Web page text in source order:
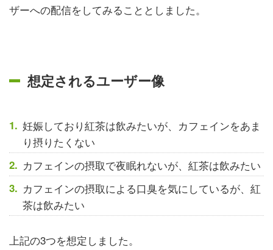
ザーへの配信をしてみることとしました。
想定されるユーザー像
妊娠しており紅茶は飲みたいが、カフェインをあま
り摂りたくない
カフェインの摂取で夜眠れないが、紅茶は飲みたい
カフェインの摂取による口臭を気にしているが、紅
茶は飲みたい
上記の3つを想定しました。